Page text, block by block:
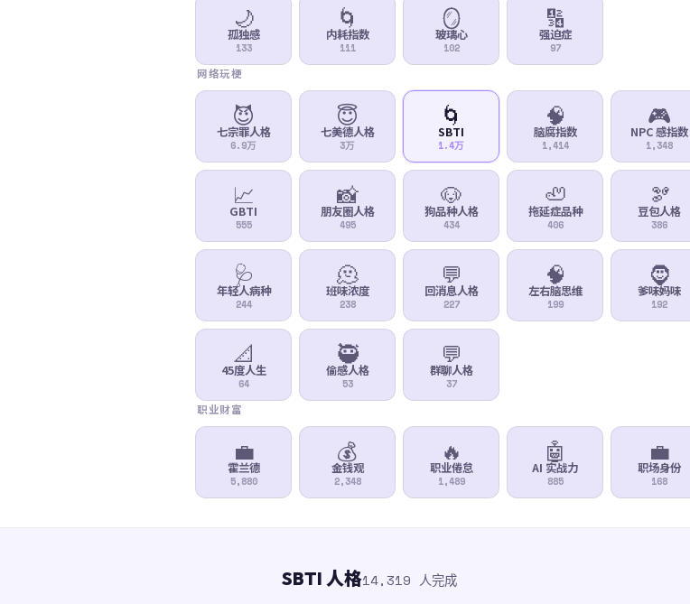
🌙
孤独感
133
🌀
内耗指数
111
🪞
玻璃心
102
🔢
强迫症
97
网络玩梗
😈
七宗罪人格
6.9万
😇
七美德人格
3万
🌀
SBTI
1.4万
🧠
脑腐指数
1,414
🎮
NPC 感指数
1,348
📈
GBTI
555
📸
朋友圈人格
495
🐶
狗品种人格
434
🦥
拖延症品种
406
🫘
豆包人格
386
🩺
年轻人病种
244
🫠
班味浓度
238
💬
回消息人格
227
🧠
左右脑思维
199
🧔
爹味妈味
192
📐
45度人生
64
🥷
偷感人格
53
💬
群聊人格
37
职业财富
💼
霍兰德
5,880
💰
金钱观
2,348
🔥
职业倦怠
1,489
🤖
AI 实战力
885
💼
职场身份
168
SBTI 人格14,319 人完成